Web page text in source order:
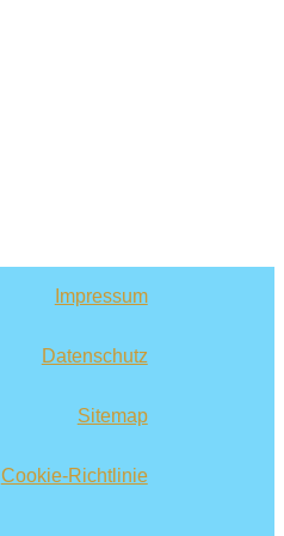
Impressum
Datenschutz
Sitemap
Cookie-Richtlinie